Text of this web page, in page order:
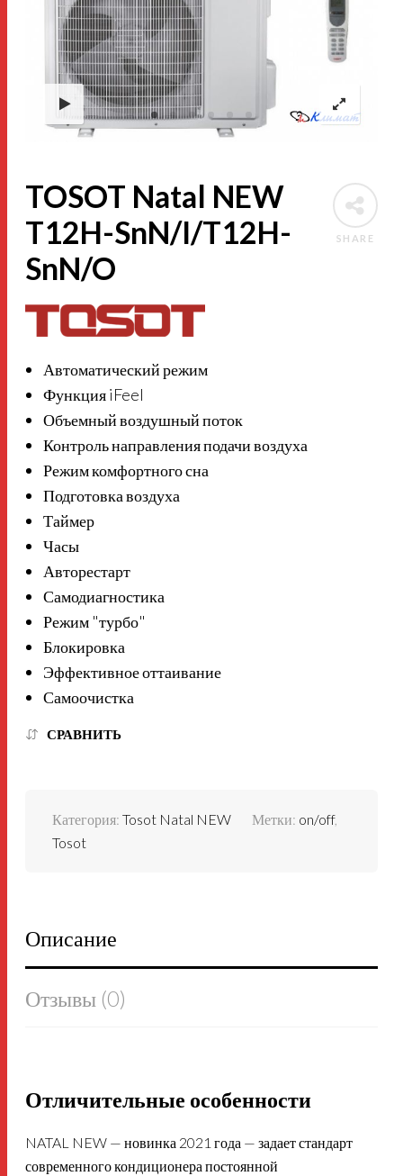
SHARE
TOSOT Natal NEW
T12H-SnN/I/T12H-
SnN/O
Автоматический режим
Функция iFeel
Объемный воздушный поток
Контроль направления подачи воздуха
Режим комфортного сна
Подготовка воздуха
Таймер
Часы
Авторестарт
Самодиагностика
Режим "турбо"
Блокировка
Эффективное оттаивание
Самоочистка
СРАВНИТЬ
Категория:Tosot Natal NEW Метки: on/off,
Tosot
Описание
Отзывы (0)
Отличительные особенности
NATAL NEW — новинка 2021 года — задает стандарт
современного кондиционера постоянной